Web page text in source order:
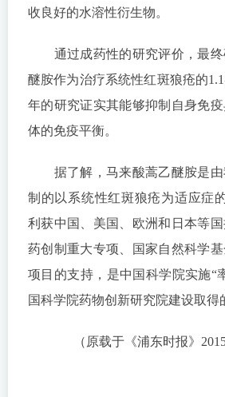
收良好的水溶性衍生物。
通过成药性的研究评价，最终
醚胺作为治疗系统性红斑狼疮的
年的研究证实其能够抑制自身免
体的免疫平衡。
据了解，马来酸蒿乙醚胺是由
制的以系统性红斑狼疮为适应症
利获中国、美国、欧洲和日本等
药创制重大专项、国家自然科学
项目的支持，是中国科学院实施“
国科学院药物创新研究院建设取得
（原载于《浦东时报》